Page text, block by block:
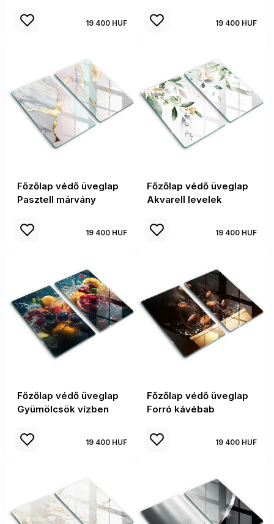
19 400 HUF 19 400 HUF
Főzőlap védő üveglap
Pasztell márvány
19 400 HUF
Főzőlap védő üveglap
Akvarell levelek
19 400 HUF
Főzőlap védő üveglap
Gyümölcsök vízben
19 400 HUF
Főzőlap védő üveglap
Forró kávébab
19 400 HUF